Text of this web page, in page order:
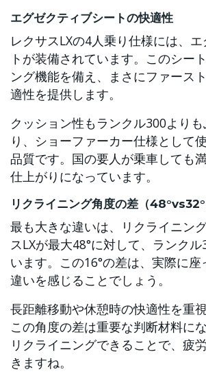
エグゼクティブシートの快適性
レクサスLXの4人乗り仕様には、
トが装備されています。このシー
ング機能を備え、まさにファース
適性を提供します。
クッション性もランクル300より
り、ショーファーカー仕様として
品質です。国の要人が乗車しても
仕上がりになっています。
リクライニング角度の差（48°vs32°
最も大きな違いは、リクライニン
スLXが最大48°に対して、ランク
います。この16°の差は、実際に
違いを感じることでしょう。
長距離移動や休憩時の快適性を重
この角度の差は重要な判断材料に
リクライニングできることで、疲
きますね。